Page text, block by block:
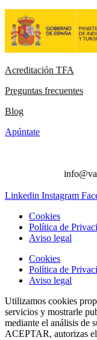
Acreditación TFA
Preguntas frecuentes
Blog
Apúntate
Linkedin Instagram
Cookies
Política de
Aviso legal
Cookies
Política de
Aviso legal
Utilizamos cookies
servicios y mostrarle
mediante el análisis de
ACEPTAR, autorizas